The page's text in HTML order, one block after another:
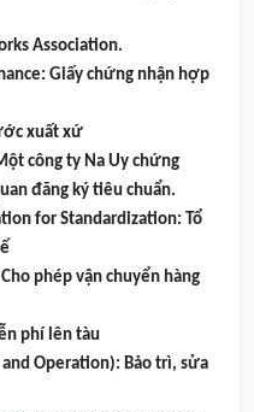
Association.
Giấy chứng nhận hợp
xuất xứ
công ty Na Uy chứng
đăng ký tiêu chuẩn.
for Standardization: Tổ
phép vận chuyển hàng
phí lên tàu
Operation): Bảo trì, sửa